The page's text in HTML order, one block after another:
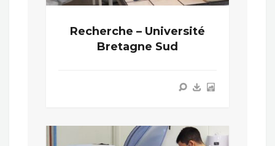
Recherche – Université
Bretagne Sud